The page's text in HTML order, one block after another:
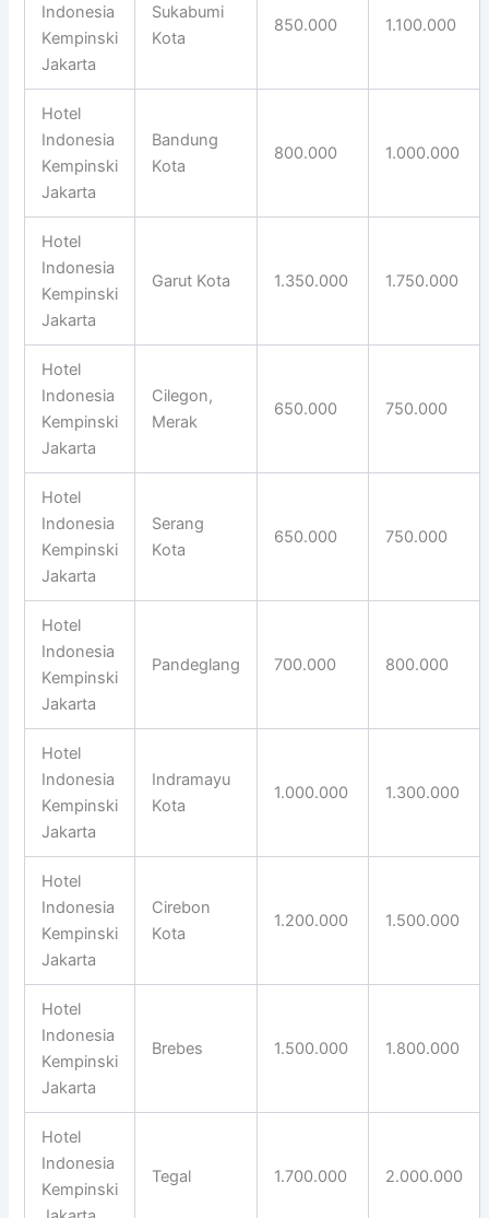
Indonesia
Kempinski
Jakarta
Sukabumi
Kota
850.000 1.100.000
Hotel
Indonesia
Kempinski
Jakarta
Bandung
Kota
800.000 1.000.000
Hotel
Indonesia
Kempinski
Jakarta
Garut Kota 1.350.000 1.750.000
Hotel
Indonesia
Kempinski
Jakarta
Cilegon,
Merak
650.000 750.000
Hotel
Indonesia
Kempinski
Jakarta
Serang
Kota
650.000 750.000
Hotel
Indonesia
Kempinski
Jakarta
Pandeglang 700.000 800.000
Hotel
Indonesia
Kempinski
Jakarta
Indramayu
Kota
1.000.000 1.300.000
Hotel
Indonesia
Kempinski
Jakarta
Cirebon
Kota
1.200.000 1.500.000
Hotel
Indonesia
Kempinski
Jakarta
Brebes 1.500.000 1.800.000
Hotel
Indonesia
Kempinski
Tegal 1.700.000 2.000.000